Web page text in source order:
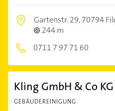
Gartenstr. 29,70794
244 m
0711 7 97 71 60
Kling GmbH & Co
GEBÄUDEREINIGUNG